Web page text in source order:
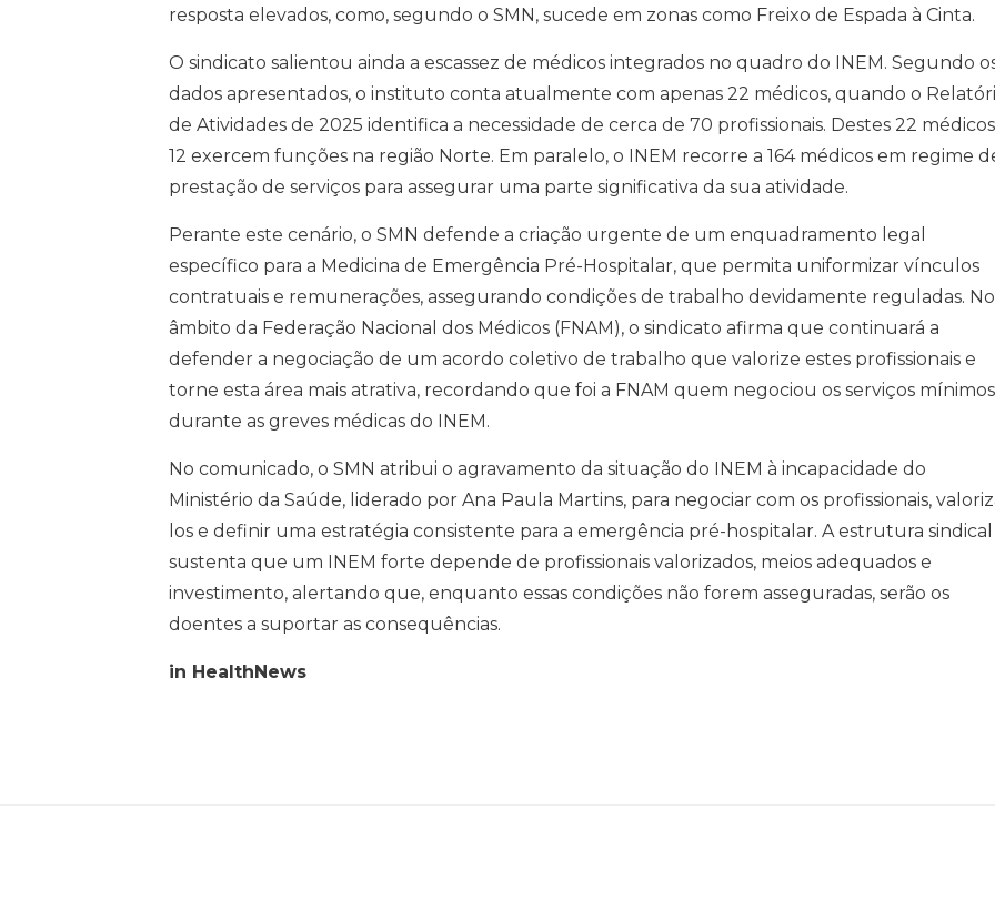
resposta elevados, como, segundo o SMN, sucede em zonas como Freixo de Espada à Cinta.
O sindicato salientou ainda a escassez de médicos integrados no quadro do INEM. Segundo
dados apresentados, o instituto conta atualmente com apenas 22 médicos, quando o
de Atividades de 2025 identifica a necessidade de cerca de 70 profissionais. Destes 22
12 exercem funções na região Norte. Em paralelo, o INEM recorre a 164 médicos em regime
prestação de serviços para assegurar uma parte significativa da sua atividade.
Perante este cenário, o SMN defende a criação urgente de um enquadramento legal
específico para a Medicina de Emergência Pré-Hospitalar, que permita uniformizar vínculos
contratuais e remunerações, assegurando condições de trabalho devidamente reguladas. No
âmbito da Federação Nacional dos Médicos (FNAM), o sindicato afirma que continuará a
defender a negociação de um acordo coletivo de trabalho que valorize estes profissionais e
torne esta área mais atrativa, recordando que foi a FNAM quem negociou os serviços mínimos
durante as greves médicas do INEM.
No comunicado, o SMN atribui o agravamento da situação do INEM à incapacidade do
Ministério da Saúde, liderado por Ana Paula Martins, para negociar com os profissionais,
los e definir uma estratégia consistente para a emergência pré-hospitalar. A estrutura sindical
sustenta que um INEM forte depende de profissionais valorizados, meios adequados e
investimento, alertando que, enquanto essas condições não forem asseguradas, serão os
doentes a suportar as consequências.
in HealthNews